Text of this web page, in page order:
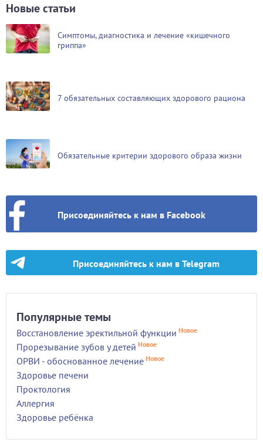
Новые статьи
Симптомы, диагностика и лечение «кишечного
гриппа»
7 обязательных составляющих здорового рациона
Обязательные критерии здорового образа жизни
Присоединяйтесь к нам в Facebook
Присоединяйтесь к нам в Telegram
Популярные темы
Восстановление эректильной функции Новое
Прорезывание зубов у детей Новое
ОРВИ - обоснованное лечение Новое
Здоровье печени
Проктология
Аллергия
Здоровье ребёнка